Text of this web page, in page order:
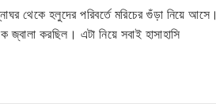
থেকে হলুদের পরিবর্তে মরিচের গুঁড়া নিয়ে আসে।
করছিল। এটা নিয়ে সবাই হাসাহাসি